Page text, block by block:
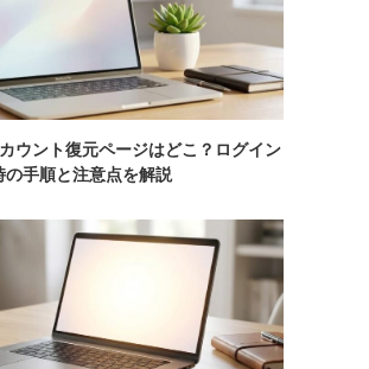
ウント復元ページはどこ？ログイン
の手順と注意点を解説